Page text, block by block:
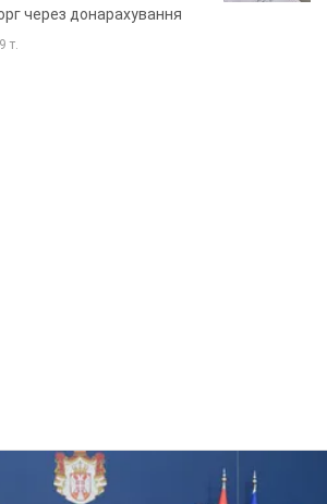
через донарахування
т.